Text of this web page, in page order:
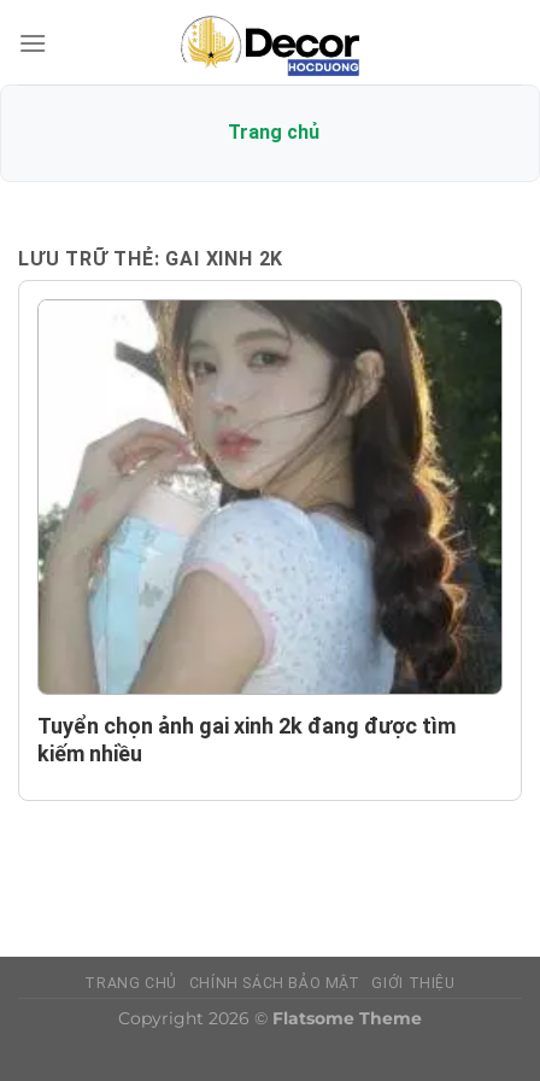
qua
Trang chủ
LƯU TRỮ THẺ: GAI XINH 2K
Tuyển chọn ảnh gai xinh 2k đang được tìm
kiếm nhiều
TRANG CHỦ CHÍNH SÁCH BẢO MẬT GIỚI THIỆU
Copyright 2026 © Flatsome Theme